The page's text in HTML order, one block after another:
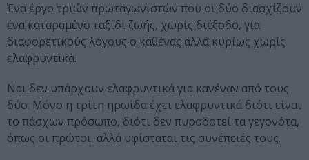
Ένα έργο τριών πρωταγωνιστών που οι δύο διασχίζουν
ένα καταραμένο ταξίδι ζωής, χωρίς διέξοδο, για
διαφορετικούς λόγους ο καθένας αλλά κυρίως χωρίς
ελαφρυντικά.
Ναι δεν υπάρχουν ελαφρυντικά για κανέναν από τους
δύο. Μόνο η τρίτη ηρωίδα έχει ελαφρυντικά διότι είναι
το πάσχων πρόσωπο, διότι δεν πυροδοτεί τα γεγονότα,
όπως οι πρώτοι, αλλά υφίσταται τις συνέπειές τους.